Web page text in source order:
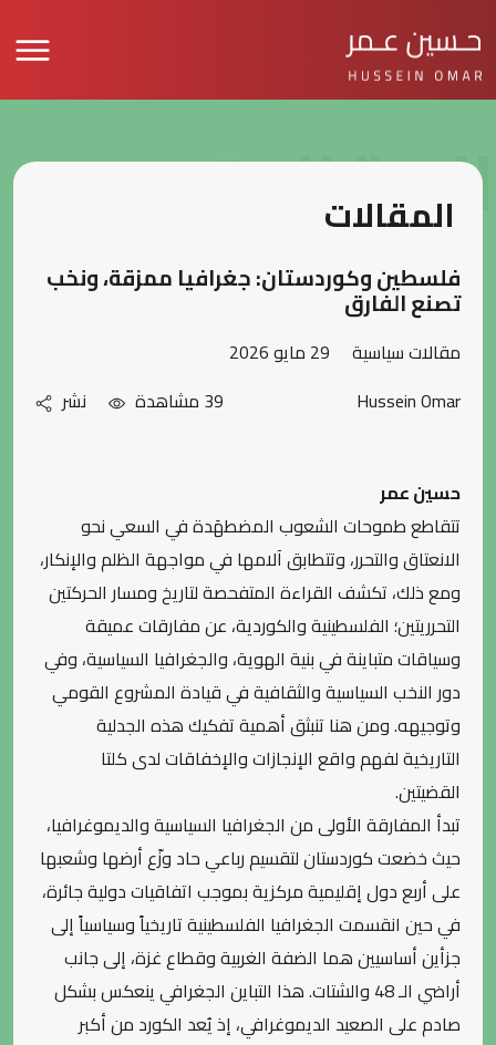
المقالات
المقالات
فلسطين وكوردستان: جغرافيا ممزقة، ونخب
تصنع الفارق
مقالات سياسية
29 مايو 2026
Hussein Omar
39 مشاهدة نشر
حسين عمر
تتقاطع طموحات الشعوب المضطهَدة في السعي نحو
الانعتاق والتحرر، وتتطابق آلامها في مواجهة الظلم والإنكار،
ومع ذلك، تكشف القراءة المتفحصة لتاريخ ومسار الحركتين
التحرريتين؛ الفلسطينية والكوردية، عن مفارقات عميقة
وسياقات متباينة في بنية الهوية، والجغرافيا السياسية، وفي
دور النخب السياسية والثقافية في قيادة المشروع القومي
وتوجيهه. ومن هنا تنبثق أهمية تفكيك هذه الجدلية
التاريخية لفهم واقع الإنجازات والإخفاقات لدى كلتا
القضيتين.
تبدأ المفارقة الأولى من الجغرافيا السياسية والديموغرافيا،
حيث خضعت كوردستان لتقسيم رباعي حاد وزّع أرضها وشعبها
على أربع دول إقليمية مركزية بموجب اتفاقيات دولية جائرة،
في حين انقسمت الجغرافيا الفلسطينية تاريخياً وسياسياً إلى
جزأين أساسيين هما الضفة الغربية وقطاع غزة، إلى جانب
أراضي الـ 48 والشتات. هذا التباين الجغرافي ينعكس بشكل
صادم على الصعيد الديموغرافي، إذ يُعد الكورد من أكبر